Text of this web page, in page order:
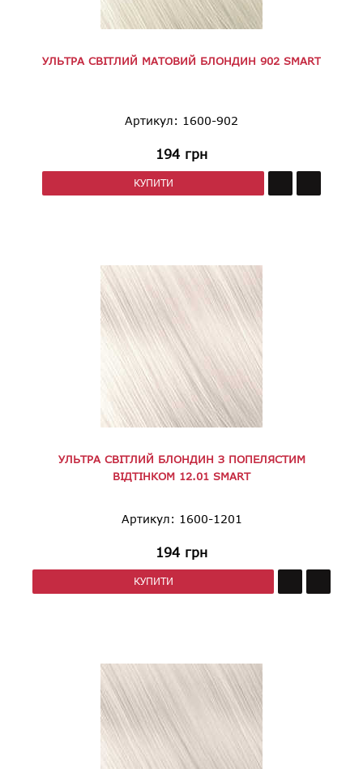
УЛЬТРА СВІТЛИЙ МАТОВИЙ БЛОНДИН 902 SMART
Артикул: 1600-902
194 грн
КУПИТИ
УЛЬТРА СВІТЛИЙ БЛОНДИН З ПОПЕЛЯСТИМ
ВІДТІНКОМ 12.01 SMART
Артикул: 1600-1201
194 грн
КУПИТИ